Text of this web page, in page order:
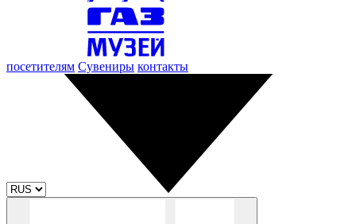
посетителям Сувениры контакты